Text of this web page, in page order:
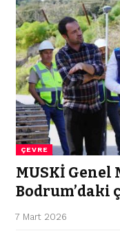
ÇEVRE
MUSKİ Genel
Bodrum’daki
7 Mart 2026